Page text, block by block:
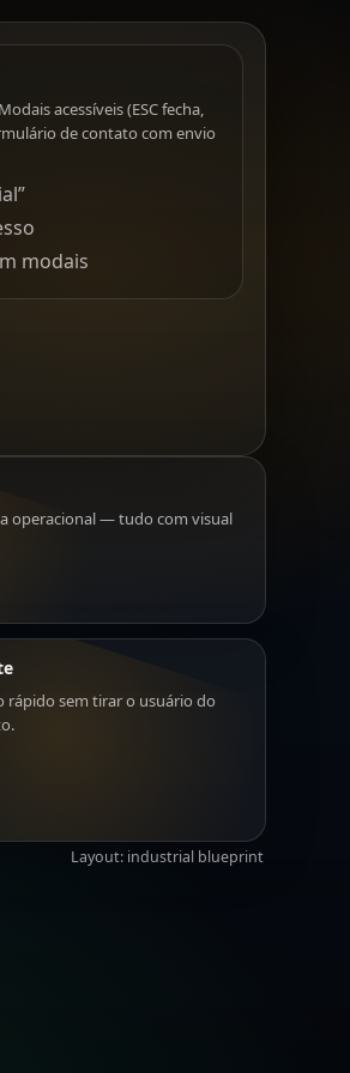
acessíveis (ESC fecha,
de contato com envio
modais
operacional — tudo com visual
rápido sem tirar o usuário do
Layout: industrial blueprint